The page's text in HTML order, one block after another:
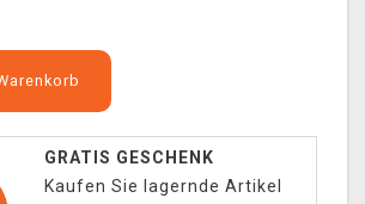
GRATIS GESCHENK
Kaufen Sie lagernde Artikel